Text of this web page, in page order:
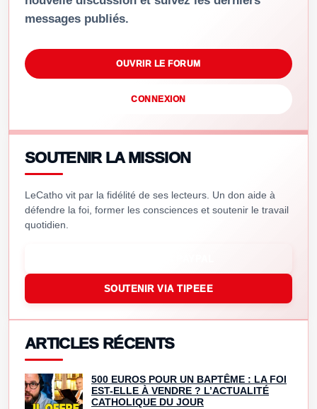
messages publiés.
OUVRIR LE FORUM
CONNEXION
SOUTENIR LA MISSION
LeCatho vit par la fidélité de ses lecteurs. Un don aide à
défendre la foi, former les consciences et soutenir le travail
quotidien.
SOUTENIR VIA TIPEEE
ARTICLES RÉCENTS
500 EUROS POUR UN BAPTÊME : LA FOI
EST-ELLE À VENDRE ? L’ACTUALITÉ
CATHOLIQUE DU JOUR